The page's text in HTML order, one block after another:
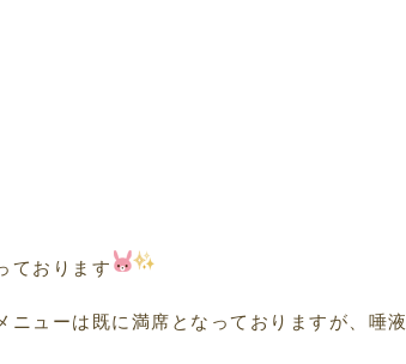
ております
ューは既に満席となっておりますが、唾